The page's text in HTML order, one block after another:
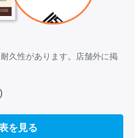
久性があります。店舗外に掲
を見る